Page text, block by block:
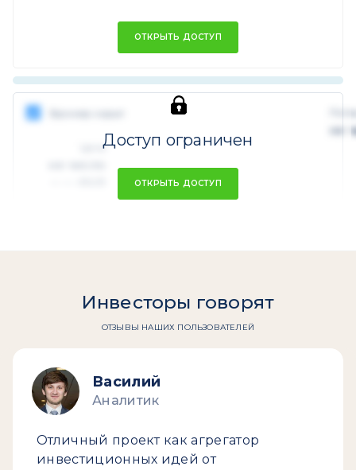
не
ЦельДоступ ограничен
ОТКРЫТЬ ДОСТУП
ОТКРЫТЬ ДОСТУП
Инвесторы говорят
ОТЗЫВЫ НАШИХ ПОЛЬЗОВАТЕЛЕЙ
Василий
Аналитик
Отличный проект как агрегатор
инвестиционных идей от